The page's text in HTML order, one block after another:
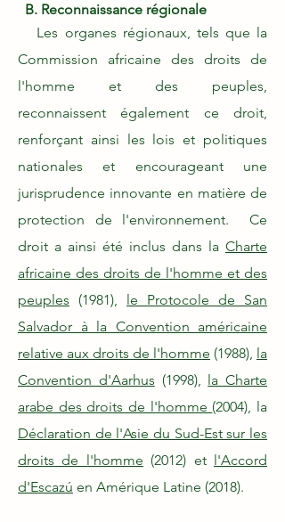
B. Reconnaissance régionale
Les organes régionaux, tels que la
Commission africaine des droits de
l'homme et des peuples,
reconnaissent également ce droit,
renforçant ainsi les lois et politiques
nationales et encourageant une
jurisprudence innovante en matière de
protection de l'environnement. Ce
droit a ainsi été inclus dans la Charte
africaine des droits de l'homme et des
peuples (1981), le Protocole de San
Salvador à la Convention américaine
relative aux droits de l'homme (1988), la
Convention d'Aarhus (1998), la Charte
arabe des droits de l'homme (2004), la
Déclaration de l'Asie du Sud-Est sur les
droits de l'homme (2012) et l'Accord
d'Escazú en Amérique Latine (2018).